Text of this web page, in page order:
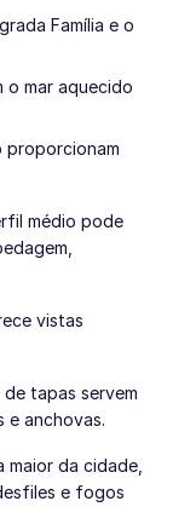
Família e o
o mar aquecido
proporcionam
médio pode
vistas
tapas servem
e anchovas.
maior da cidade,
e fogos